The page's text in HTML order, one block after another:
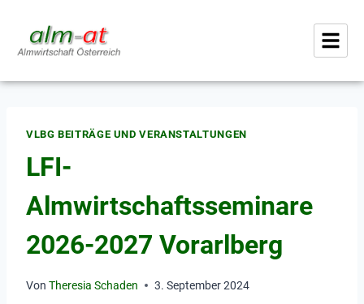
VLBG BEITRÄGE UND VERANSTALTUNGEN
LFI-
Almwirtschaftsseminare
2026-2027 Vorarlberg
Von Theresia Schaden 3. September 2024